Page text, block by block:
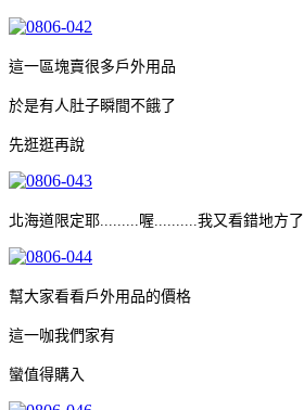
這一區塊賣很多戶外用品
於是有人肚子瞬間不餓了
先逛逛再說
北海道限定耶.........喔..........我又看錯地方了
幫大家看看戶外用品的價格
這一咖我們家有
蠻值得購入